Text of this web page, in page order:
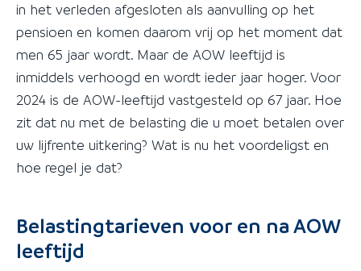
in het verleden afgesloten als aanvulling op het
pensioen en komen daarom vrij op het moment dat
men 65 jaar wordt. Maar de AOW leeftijd is
inmiddels verhoogd en wordt ieder jaar hoger. Voor
2024 is de AOW-leeftijd vastgesteld op 67 jaar. Hoe
zit dat nu met de belasting die u moet betalen over
uw lijfrente uitkering? Wat is nu het voordeligst en
hoe regel je dat?
Belastingtarieven voor en na AOW
leeftijd